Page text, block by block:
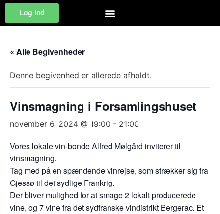
Log ind
« Alle Begivenheder
Denne begivenhed er allerede afholdt.
Vinsmagning i Forsamlingshuset
november 6, 2024 @ 19:00 - 21:00
Vores lokale vin-bonde Alfred Mølgård inviterer til
vinsmagning.
Tag med på en spændende vinrejse, som strækker sig fra
Gjessø til det sydlige Frankrig.
Der bliver mulighed for at smage 2 lokalt producerede
vine, og 7 vine fra det sydfranske vindistrikt Bergerac. Et